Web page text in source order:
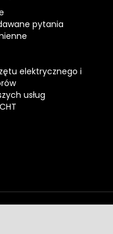
pytania
elektrycznego i
usług